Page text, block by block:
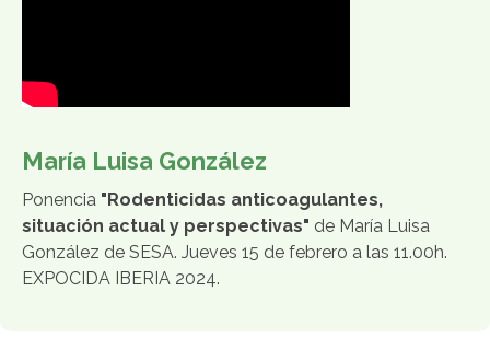
María Luisa González
Ponencia "Rodenticidas anticoagulantes,
situación actual y perspectivas" de María Luisa
González de SESA. Jueves 15 de febrero a las 11.00h.
EXPOCIDA IBERIA 2024.